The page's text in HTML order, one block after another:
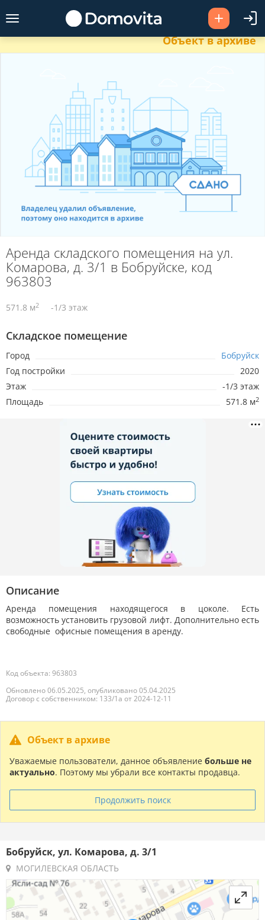
Объект в архиве
Аренда складского помещения на ул.
Комарова, д. 3/1 в Бобруйске, код
963803
571.8 м2 -1/3 этаж
Складское помещение
Город
Бобруйск
Год постройки
2020
Этаж
-1/3 этаж
Площадь
571.8 м2
Описание
Аренда помещения находящегося в цоколе. Есть
возможность установить грузовой лифт. Дополнительно есть
свободные офисные помещения в аренду.
Код объекта: 963803
Обновлено 06.05.2025, опубликовано 05.04.2025
Договор с собственником: 133/1а от 2024-12-11
Объект в архиве
Уважаемые пользователи, данное объявление больше не
актуально. Поэтому мы убрали все контакты продавца.
Продолжить поиск
Бобруйск, ул. Комарова, д. 3/1
МОГИЛЕВСКАЯ ОБЛАСТЬ